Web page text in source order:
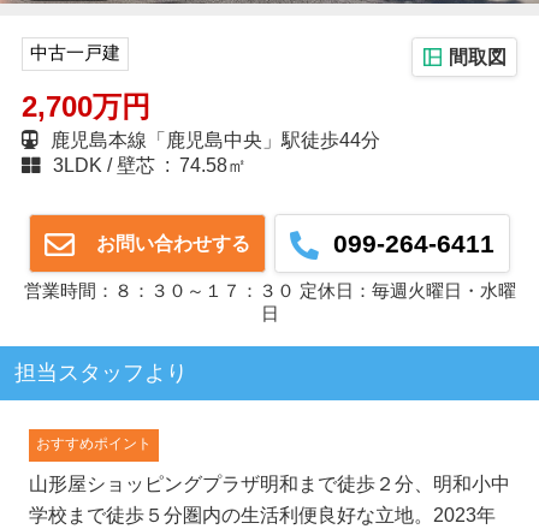
中古一戸建 間取図
2,700万円
鹿児島本線「鹿児島中央」駅徒歩44分
3LDK
壁芯 : 74.58㎡
お問い合わせする 099-264-6411
営業時間：８：３０～１７：３０ 定休日：毎週火曜日・水曜
日
担当スタッフより
おすすめポイント
山形屋ショッピングプラザ明和まで徒歩２分、明和小中
学校まで徒歩５分圏内の生活利便良好な立地。2023年